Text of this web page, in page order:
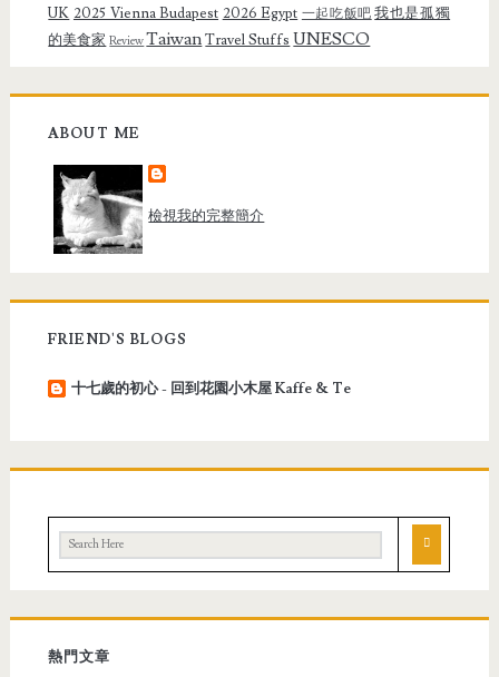
UK 2025 Vienna Budapest 2026 Egypt 一起吃飯吧 我也是孤獨
的美食家 ReviewTaiwan Travel Stuffs UNESCO
ABOUT ME
檢視我的完整簡介
FRIEND'S BLOGS
十七歲的初心 - 回到花園小木屋 Kaffe & Te
熱門文章